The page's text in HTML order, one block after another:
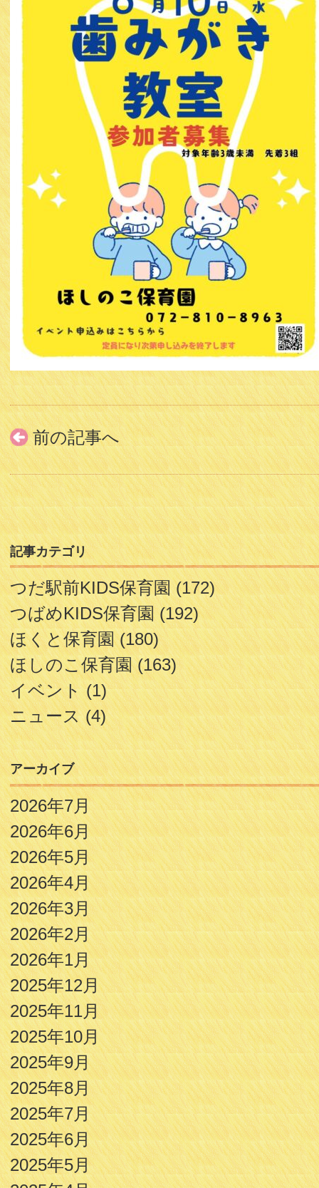
前の記事へ
記事カテゴリ
つだ駅前KIDS保育園(172)
つばめKIDS保育園(192)
ほくと保育園(180)
ほしのこ保育園(163)
イベント(1)
ニュース(4)
アーカイブ
2026年7月
2026年6月
2026年5月
2026年4月
2026年3月
2026年2月
2026年1月
2025年12月
2025年11月
2025年10月
2025年9月
2025年8月
2025年7月
2025年6月
2025年5月